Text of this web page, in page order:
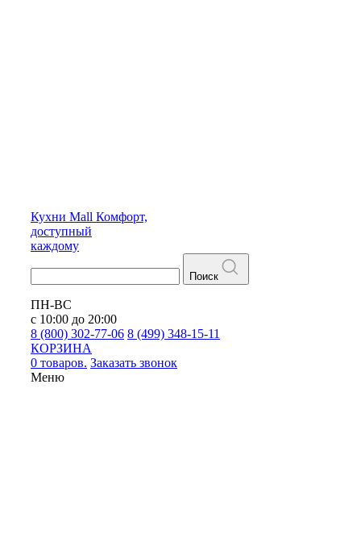
Кухни Mall Комфорт,
доступный
каждому
Поиск
ПН-ВС
с 10:00 до 20:00
8 (800) 302-77-06 8 (499) 348-15-11
КОРЗИНА
0 товаров. Заказать звонок
Меню